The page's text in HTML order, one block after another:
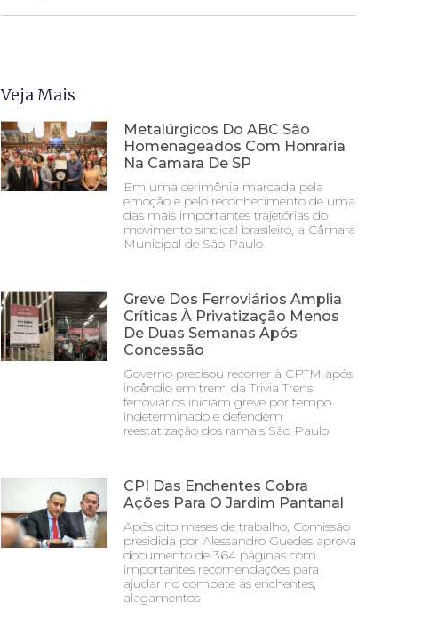
Veja Mais
Metalúrgicos Do ABC São
Homenageados Com Honraria
Na Camara De SP
Em uma cerimônia marcada pela
emoção e pelo reconhecimento de uma
das mais importantes trajetórias do
movimento sindical brasileiro, a Câmara
Municipal de São Paulo
Greve Dos Ferroviários Amplia
Críticas À Privatização Menos
De Duas Semanas Após
Concessão
Governo precisou recorrer à CPTM após
incêndio em trem da Trivia Trens;
ferroviários iniciam greve por tempo
indeterminado e defendem
reestatização dos ramais São Paulo
CPI Das Enchentes Cobra
Ações Para O Jardim Pantanal
Após oito meses de trabalho, Comissão
presidida por Alessandro Guedes aprova
documento de 364 páginas com
importantes recomendações para
ajudar no combate às enchentes,
alagamentos